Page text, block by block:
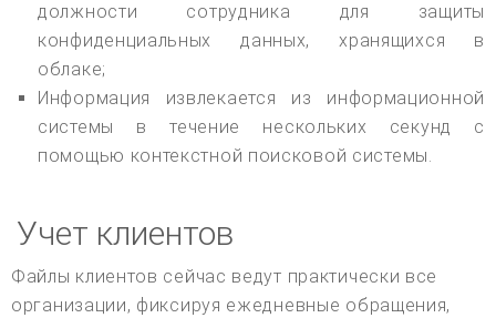
должности сотрудника для защиты
конфиденциальных данных, хранящихся в
облаке;
Информация извлекается из информационной
системы в течение нескольких секунд с
помощью контекстной поисковой системы.
Учет клиентов
Файлы клиентов сейчас ведут практически все
организации, фиксируя ежедневные обращения,